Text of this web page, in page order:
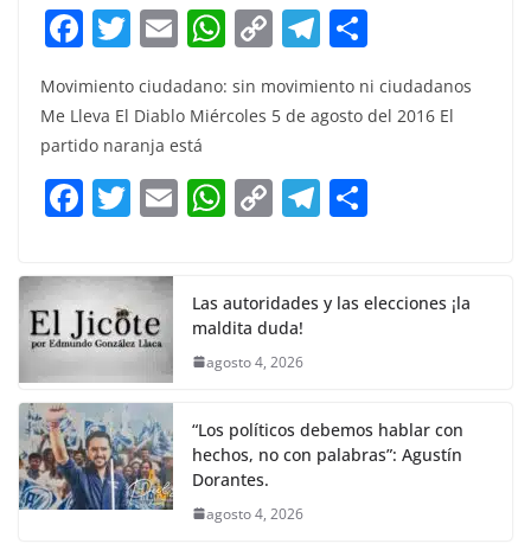
F
a
c
e
b
o
k
T
w
itt
er
E
m
ai
l
W
h
at
A
p
C
o
p
Li
n
T
el
e
gr
a
m
ar
Movimiento ciudadano: sin movimiento ni ciudadanos
Me Lleva El Diablo Miércoles 5 de agosto del 2016 El
partido naranja está
F
a
c
e
b
o
o
k
T
w
itt
er
E
m
W
h
s
A
p
C
o
y
Li
k
T
el
gr e
Las autoridades y las elecciones ¡la
maldita duda!
agosto 4, 2026
“Los políticos debemos hablar con
hechos, no con palabras”: Agustín
Dorantes.
agosto 4, 2026